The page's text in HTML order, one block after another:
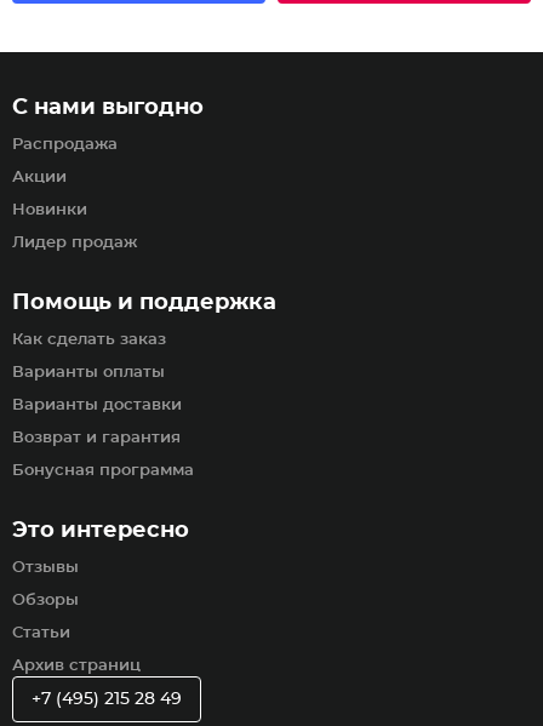
Помощь и поддержка
Как сделать заказ
Варианты оплаты
Варианты доставки
Возврат и гарантия
Бонусная программа
С нами выгодно
Распродажа
Акции
Новинки
Лидер продаж
Это интересно
Отзывы
Обзоры
Статьи
Архив страниц
+7 (495) 215 28 49